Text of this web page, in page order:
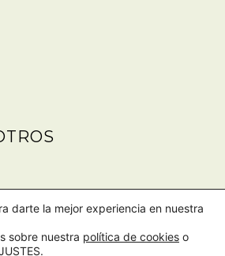
darte la mejor experiencia en nuestra
sobre nuestra política de cookies o
.